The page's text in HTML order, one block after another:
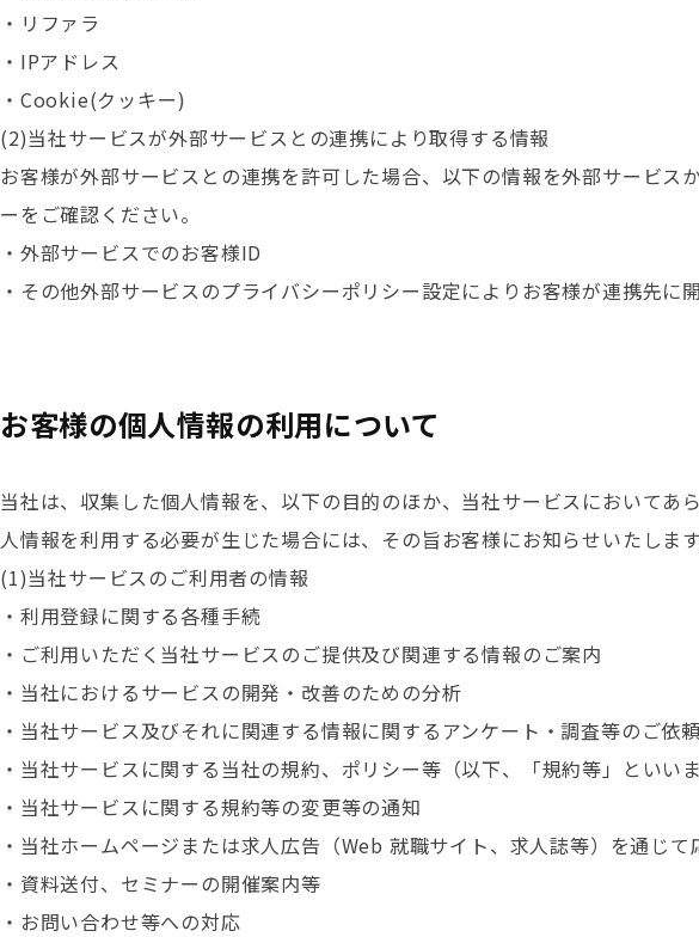
・リファラ
・IPアドレス
・Cookie(クッキー)
(2)当社サービスが外部サービスとの連携により取得する情報
お客様が外部サービスとの連携を許可した場合、以下の情報を外部サービ
ーをご確認ください。
・外部サービスでのお客様ID
・その他外部サービスのプライバシーポリシー設定によりお客様が連携先に
お客様の個人情報の利用について
当社は、収集した個人情報を、以下の目的のほか、当社サービスにおいて
人情報を利用する必要が生じた場合には、その旨お客様にお知らせいたします
(1)当社サービスのご利用者の情報
・利用登録に関する各種手続
・ご利用いただく当社サービスのご提供及び関連する情報のご案内
・当社におけるサービスの開発・改善のための分析
・当社サービス及びそれに関連する情報に関するアンケート・調査等のご依頼
・当社サービスに関する当社の規約、ポリシー等（以下、「規約等」といい
・当社サービスに関する規約等の変更等の通知
・当社ホームページまたは求人広告（Web 就職サイト、求人誌等）を通じて
・資料送付、セミナーの開催案内等
・お問い合わせ等への対応